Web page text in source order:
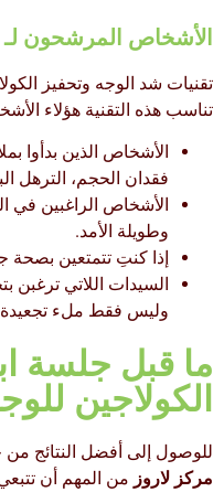
الأشخاص المرشحون لـ
تقنيات شد الوجه وتحفيز
تناسب هذه التقنية هؤلاء
الأشخاص الذين بدأوا
فقدان الحجم، الترهل
الأشخاص الراغبين في
وطويلة الأمد.
إذا كنتِ تتمتعين بصحة
السيدات اللاتي
وليس فقط ملء تجعيدة
ما قبل جلسة
الكولاجين
للوصول إلى أفضل النتائج
مركز لاروز من المهم أن